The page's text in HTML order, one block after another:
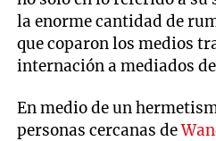
la enorme cantidad de
que coparon los medios
internación a mediados
En medio de un
personas cercanas de